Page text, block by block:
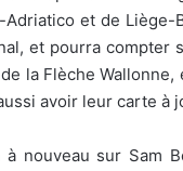
et de
et pourra compter
la Flèche
avoir leur carte à
nouveau sur Sam